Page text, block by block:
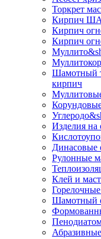
Торкрет
Кирпич ША
Кирпич
Кирпич
Шамотный
кирпич
Изделия на
Динасовые
Рулонные
Клей и
Шамотный